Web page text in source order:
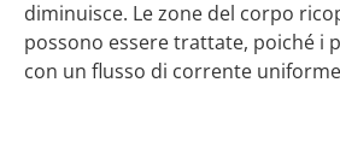
diminuisce. Le zone del corpo
possono essere trattate, poiché i
con un flusso di corrente